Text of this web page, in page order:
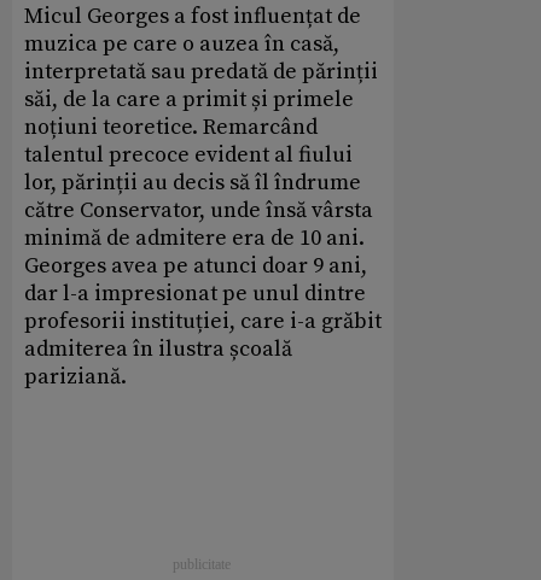
Micul Georges a fost influențat de
muzica pe care o auzea în casă,
interpretată sau predată de părinții
săi, de la care a primit și primele
noțiuni teoretice. Remarcând
talentul precoce evident al fiului
lor, părinții au decis să îl îndrume
către Conservator, unde însă vârsta
minimă de admitere era de 10 ani.
Georges avea pe atunci doar 9 ani,
dar l-a impresionat pe unul dintre
profesorii instituției, care i-a grăbit
admiterea în ilustra școală
pariziană.